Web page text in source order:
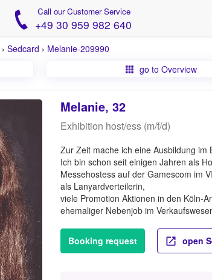
Call our Customer Service
+49 30 959 982 640
› Sedcard › Melanie-209990
go to Overview
Melanie, 32
Exhibition host/ess (m/f/d)
Zur Zeit mache ich eine Ausbildung
Ich bin schon seit einigen Jahren als
Messehostess auf der Gamescom im
als Lanyardverteilerin,
viele Promotion Aktionen in den Köln-
ehemaliger Nebenjob im
Booking request open